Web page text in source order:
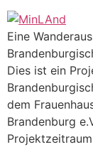
Eine
Dies ist ein
dem
Brandenburg